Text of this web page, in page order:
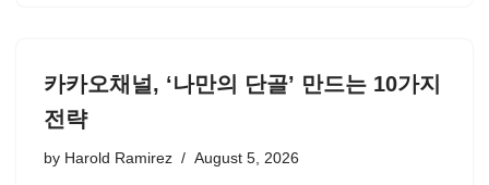
카카오채널, ‘나만의 단골’ 만드는 10가지
전략
by Harold Ramirez August 5, 2026